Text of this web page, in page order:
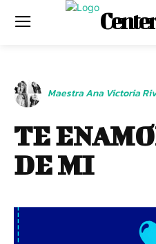
Maestra Ana Victoria
TE
DE MI